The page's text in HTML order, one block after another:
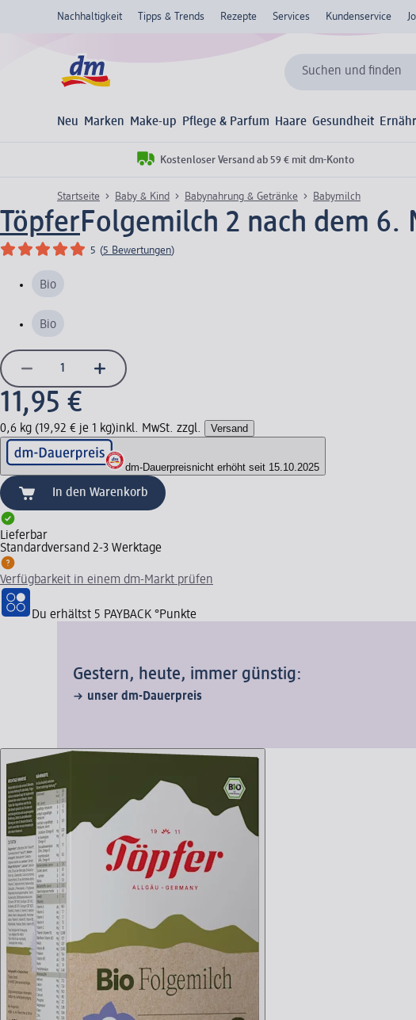
Nachhaltigkeit Tipps & Trends Rezepte Services Kundenservice
Suchen und finden
Neu Marken Make-up Pflege & Parfum Haare Gesundheit
Kostenloser Versand ab 59 € mit dm-Konto
Startseite Baby & Kind Babynahrung & Getränke Babymilch
TöpferFolgemilch 2 nach dem 6.
5 (5 Bewertungen)
Bio
Bio
11,95 €
0,6 kg (19,92 € je 1 kg)inkl. MwSt. zzgl. Versand
dm-Dauerpreisnicht erhöht seit 15.10.2025
In den Warenkorb
Lieferbar
Standardversand 2-3 Werktage
Verfügbarkeit in einem dm-Markt prüfen
Du erhältst 5 PAYBACK °Punkte
Gestern, heute, immer günstig:
unser dm-Dauerpreis